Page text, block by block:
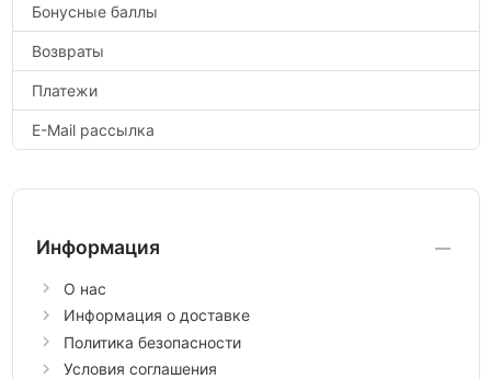
Бонусные баллы
Возвраты
Платежи
E-Mail рассылка
Информация
О нас
Информация о доставке
Политика безопасности
Условия соглашения